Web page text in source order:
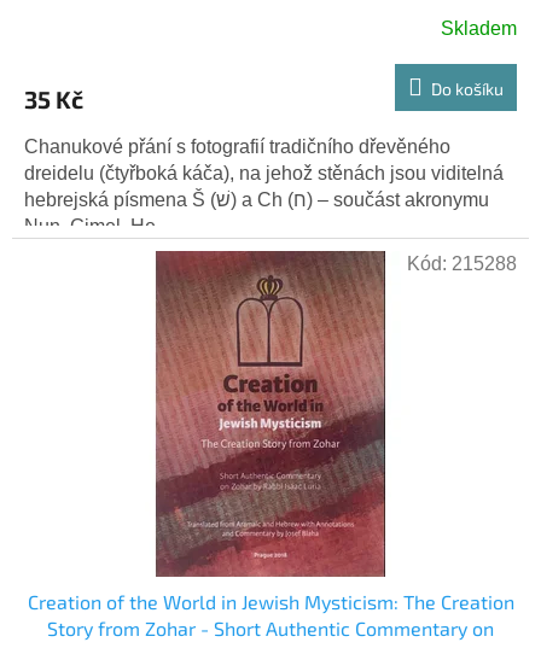
Skladem
35 Kč Do košíku
Chanukové přání s fotografií tradičního dřevěného
dreidelu (čtyřboká káča), na jehož stěnách jsou viditelná
hebrejská písmena Š (שׁ) a Ch (ח) – součást akronymu
Nun, Gimel, He,...
Creation of the World in Jewish Mysticism: The Creation
Story from Zohar - Short Authentic Commentary on
Kód: 215288